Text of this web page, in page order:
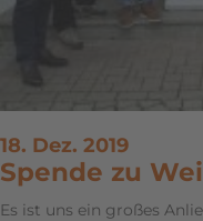
18. Dez. 2019
Spende zu
Es ist uns ein großes